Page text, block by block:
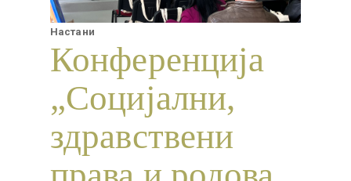
Настани
Конференција
„Социјални,
здравствени